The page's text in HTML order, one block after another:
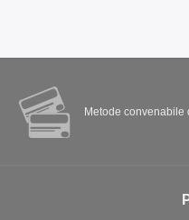
Metode convenabile